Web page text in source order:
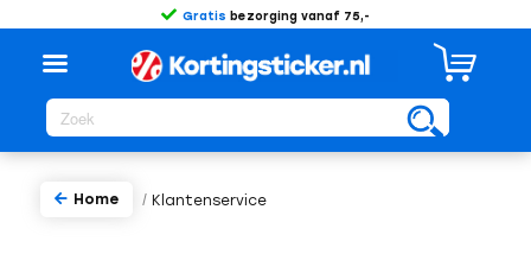
Gratis bezorging vanaf 75,-
/ Klantenservice
Home